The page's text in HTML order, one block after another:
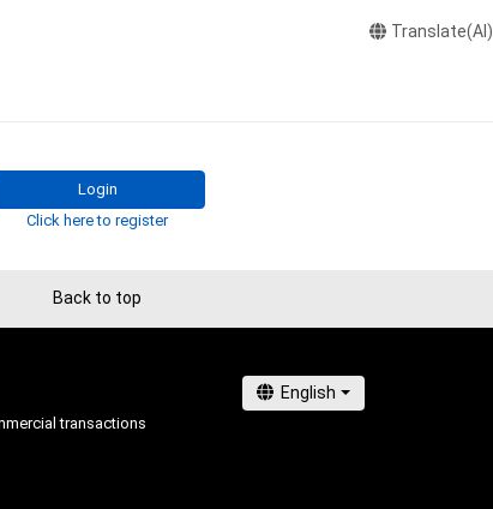
イテムの著作権を有する方、著作隣接権の権利者またはその管理委
いる者からの事前の同意なしに、上記の「本アイテムの保有者が有
」の範囲を超えた行為、知的財産権を侵害するおそれのある行為
テムに関する創作物の利用については、公序良俗や法令に反する利
Translate(AI)
Login
Click here to register
Back to top
transactions